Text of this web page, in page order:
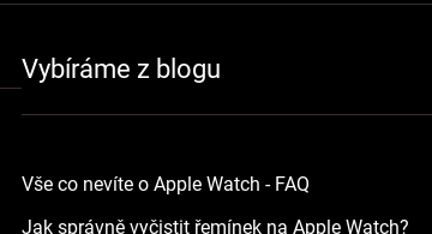
Vybíráme z blogu
Vše co nevíte o Apple Watch - FAQ
Jak správně vyčistit řemínek na Apple Watch?